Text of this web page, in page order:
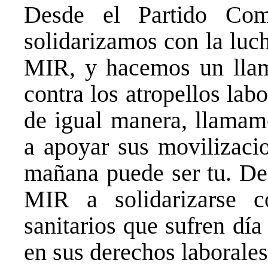
Desde el Partido
solidarizamos con la
MIR, y hacemos un
contra los atropellos
de igual manera,
a apoyar sus
mañana puede ser tu.
MIR a solidarizarse
sanitarios que sufren
en sus derechos